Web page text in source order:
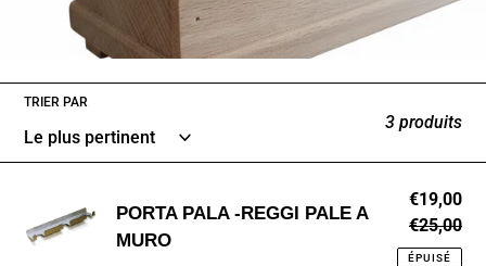
l
e
c
t
o
TRIER PAR
3 produits
PALA
PORTA PALA -REGGI PALE A
MURO
Prix
réduit
€19,00
€25,00
ÉPUISÉ